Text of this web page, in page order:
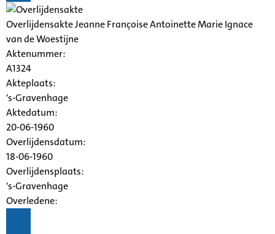
Overlijdensakte Jeanne Françoise Antoinette Marie Ignace
van de Woestijne
Aktenummer:
A1324
Akteplaats:
's-Gravenhage
Aktedatum:
20-06-1960
Overlijdensdatum:
18-06-1960
Overlijdensplaats:
's-Gravenhage
Overledene: